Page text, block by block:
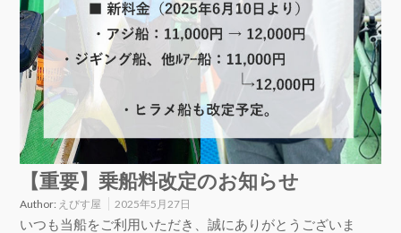
【重要】乗船料改定のお知らせ
Author: えびす屋 2025年5月27日
いつも当船をご利用いただき、誠にありがとうございま